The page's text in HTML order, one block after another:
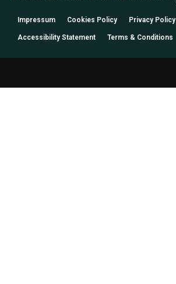
Impressum Cookies Policy Privacy Policy
Accessibility Statement Terms & Conditions